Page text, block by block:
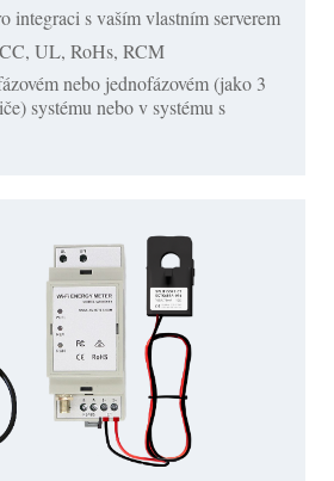
integraci s vaším vlastním serverem
UL, RoHs, RCM
nebo jednofázovém (jako 3
systému nebo v systému s